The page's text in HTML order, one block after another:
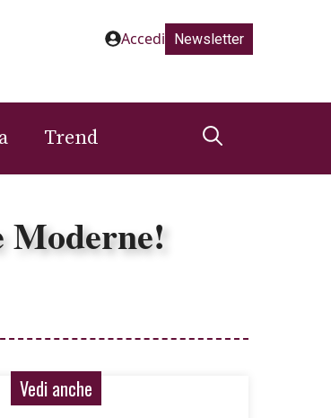
Accedi Newsletter
Trend
Moderne!
Vedi anche